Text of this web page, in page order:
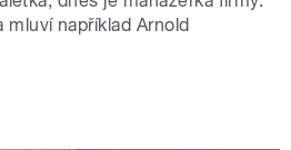
mluví například Arnold